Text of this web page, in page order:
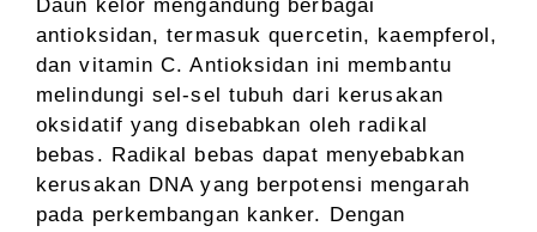
Daun kelor mengandung berbagai
antioksidan, termasuk quercetin, kaempferol,
dan vitamin C. Antioksidan ini membantu
melindungi sel-sel tubuh dari kerusakan
oksidatif yang disebabkan oleh radikal
bebas. Radikal bebas dapat menyebabkan
kerusakan DNA yang berpotensi mengarah
pada perkembangan kanker. Dengan